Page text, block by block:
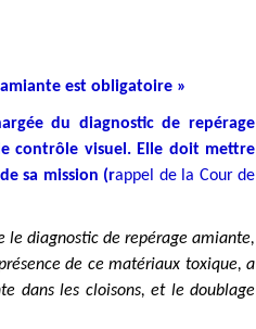
est obligatoire »
du diagnostic de repérage
contrôle visuel. Elle doit mettre
sa mission (rappel de la Cour de
le diagnostic de repérage amiante,
de ce matériaux toxique, a
dans les cloisons, et le doublage